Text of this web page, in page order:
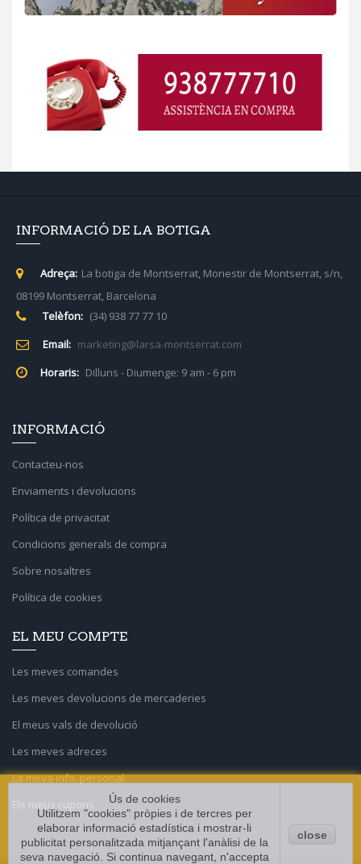
INFORMACIÓ DE LA BOTIGA
Adreça: La botiga de Montserrat, Monestir de Montserrat, s/n,
08199 Montserrat, Barcelona
Telèfon: (34) 938 77 77 10
Email: marketing@larsa-montserrat.com
Horaris: Dilluns - Diumenge: 9 am - 6 pm
INFORMACIÓ
Contacteu-nos
Enviaments i devolucions
Política de privacitat
Condicions generals de compra
Sobre nosaltres
Política de cookies
EL MEU COMPTE
Les meves comandes
Les meves devolucions de mercaderies
El meus vals de devolució
Les meves adreces
La meva info. personal
Els meus cupons
Ús de cookies
Utilitzem "cookies" pròpies i de tercres per
elaborar informació estadística i mostrar-li
publicitat personalitzada mitjançant l'anàlisi de la
seva navegació. Si continua navegant, n'accepta
close